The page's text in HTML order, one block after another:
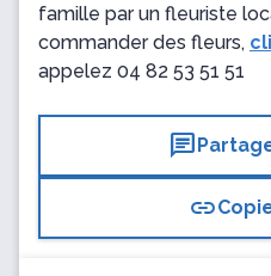
famille par un fleuriste
commander des fleurs,
appelez 04 82 53 51 51
chat
link